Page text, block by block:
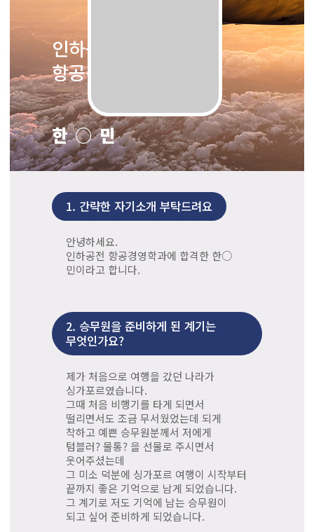
인하공업전문대학
항공경영학과 합격
한○민
1. 간략한 자기소개 부탁드려요
안녕하세요.
인하공전 항공경영학과에 합격한 한○
민이라고 합니다.
2. 승무원을 준비하게 된 계기는
무엇인가요?
제가 처음으로 여행을 갔던 나라가
싱가포르였습니다.
그때 처음 비행기를 타게 되면서
떨리면서도 조금 무서웠었는데 되게
착하고 예쁜 승무원분께서 저에게
텀블러? 물통? 을 선물로 주시면서
웃어주셨는데
그 미소 덕분에 싱가포르 여행이 시작부터
끝까지 좋은 기억으로 남게 되었습니다.
그 계기로 저도 기억에 남는 승무원이
되고 싶어 준비하게 되었습니다.